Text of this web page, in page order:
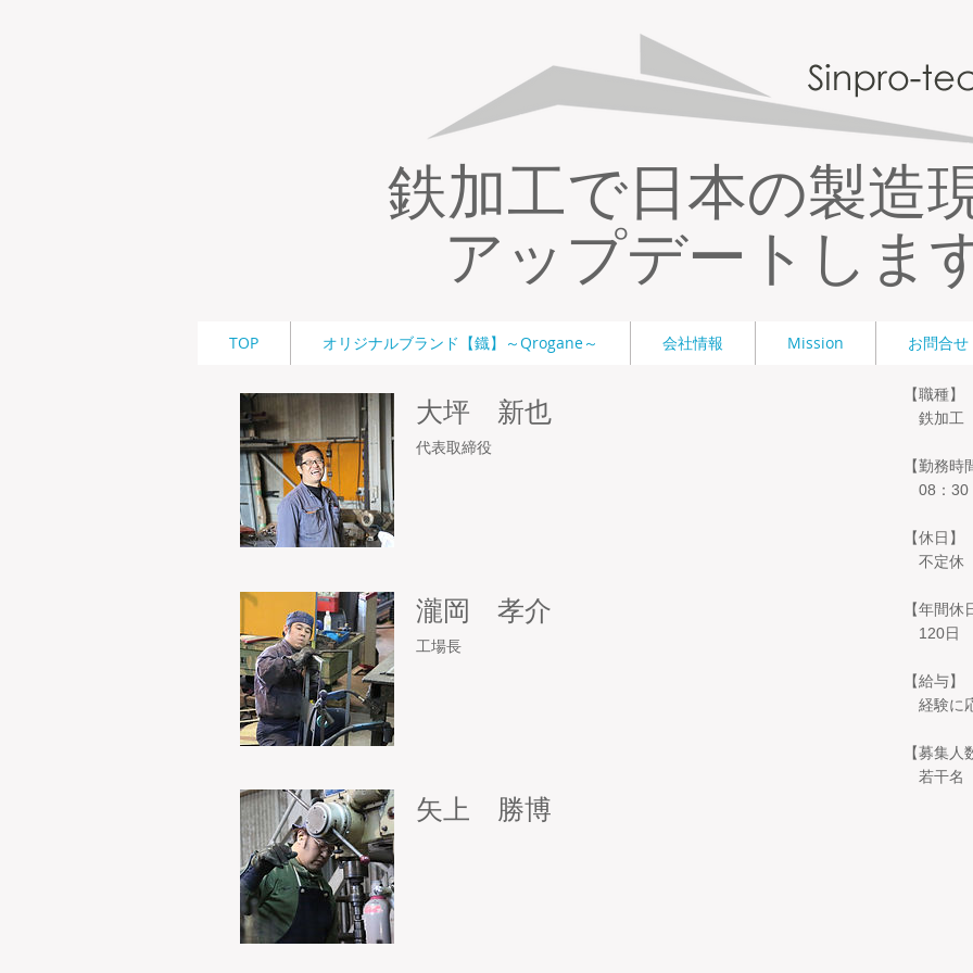
鉄加工で日本の製造
アップデートしま
TOP オリジナルブランド【鐡】～Qrogane～ 会社情報 Mission お問合せ
大坪 新也
代表取締役
瀧岡 孝介
工場長
矢上 勝博
【職種】
鉄加工
【勤務時
08：
【休日】
不定休
【年間休
120日
【給与】
経験に
【募集人
​ 若干名